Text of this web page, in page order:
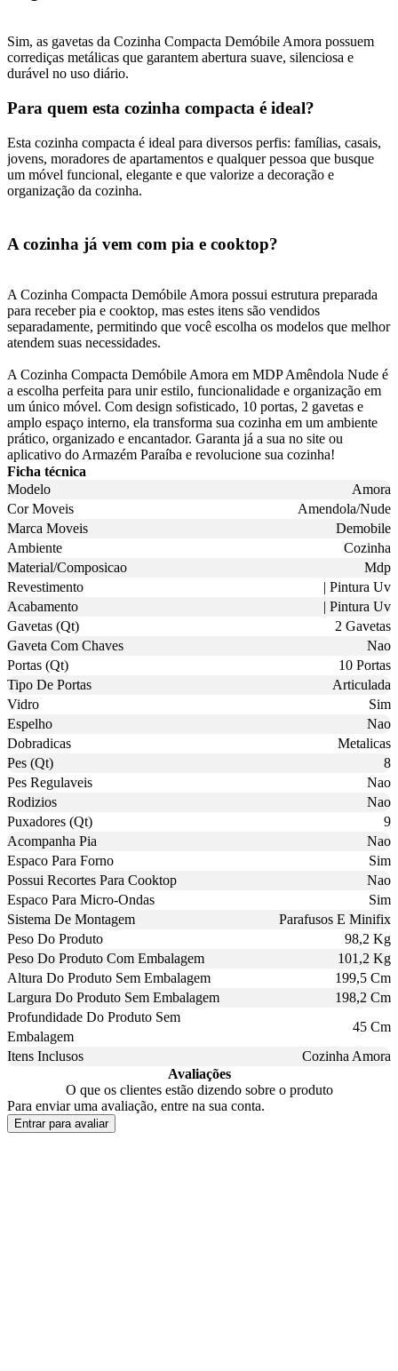
Sim, as gavetas da Cozinha Compacta Demóbile Amora possuem
corrediças metálicas que garantem abertura suave, silenciosa e
durável no uso diário.
Para quem esta cozinha compacta é ideal?
Esta cozinha compacta é ideal para diversos perfis: famílias, casais,
jovens, moradores de apartamentos e qualquer pessoa que busque
um móvel funcional, elegante e que valorize a decoração e
organização da cozinha.
A cozinha já vem com pia e cooktop?
A Cozinha Compacta Demóbile Amora possui estrutura preparada
para receber pia e cooktop, mas estes itens são vendidos
separadamente, permitindo que você escolha os modelos que melhor
atendem suas necessidades.
A Cozinha Compacta Demóbile Amora em MDP Amêndola Nude é
a escolha perfeita para unir estilo, funcionalidade e organização em
um único móvel. Com design sofisticado, 10 portas, 2 gavetas e
amplo espaço interno, ela transforma sua cozinha em um ambiente
prático, organizado e encantador. Garanta já a sua no site ou
aplicativo do Armazém Paraíba e revolucione sua cozinha!
Ficha técnica
Modelo
Amora
Cor Moveis
Amendola/Nude
Marca Moveis
Demobile
Ambiente
Cozinha
Material/Composicao
Mdp
Revestimento
| Pintura Uv
Acabamento
| Pintura Uv
Gavetas (Qt)
2 Gavetas
Gaveta Com Chaves
Nao
Portas (Qt)
10 Portas
Tipo De Portas
Articulada
Vidro
Sim
Espelho
Nao
Dobradicas
Metalicas
Pes (Qt)
8
Pes Regulaveis
Nao
Rodizios
Nao
Puxadores (Qt)
9
Acompanha Pia
Nao
Espaco Para Forno
Sim
Possui Recortes Para Cooktop
Nao
Espaco Para Micro-Ondas
Sim
Sistema De Montagem
Parafusos E Minifix
Peso Do Produto
98,2 Kg
Peso Do Produto Com Embalagem
101,2 Kg
Altura Do Produto Sem Embalagem
199,5 Cm
Largura Do Produto Sem Embalagem
198,2 Cm
Profundidade Do Produto Sem
Embalagem
45 Cm
Itens Inclusos
Cozinha Amora
Avaliações
O que os clientes estão dizendo sobre o produto
Para enviar uma avaliação, entre na sua conta.
Entrar para avaliar